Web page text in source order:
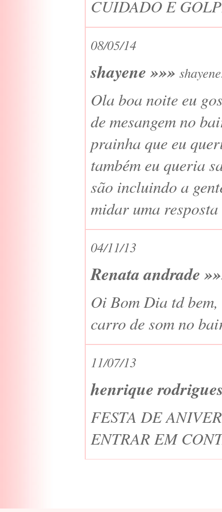
CUIDADO E
08/05/14
shayene »»»
Ola boa noite eu
de mesangem no
prainha que eu
também eu queria
são incluindo a
midar uma
04/11/13
Renata andrade
Oi Bom Dia td
carro de som no
11/07/13
henrique
FESTA DE
ENTRAR EM